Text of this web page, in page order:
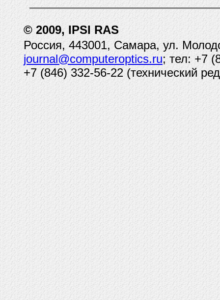
© 2009, IPSI RAS
Россия, 443001, Самара, ул.
journal@computeroptics.ru; тел: +7
+7 (846) 332-56-22 (технический